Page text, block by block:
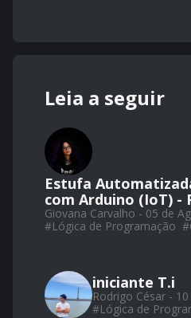
Leia a seguir
Estufa
com Arduino (IoT) -
Giovana Carvalho - 05 de
#Lógica de Programação #
iniciante T.i
Rodrigo César - 10
#Lógica de